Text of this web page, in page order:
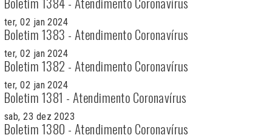
ter, 02 jan 2024
Boletim 1383 - Atendimento Coronavírus
ter, 02 jan 2024
Boletim 1382 - Atendimento Coronavírus
ter, 02 jan 2024
Boletim 1381 - Atendimento Coronavírus
sab, 23 dez 2023
Boletim 1380 - Atendimento Coronavírus